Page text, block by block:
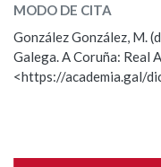
Pertence a
ESCOLLE UNHA
Observación
Propoño
MODO DE CITA
González González, M.
Galega. A Coruña: Real
<https://academia.gal/